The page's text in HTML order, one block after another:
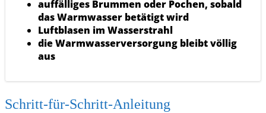
auffälliges Brummen oder Pochen, sobald
das Warmwasser betätigt wird
Luftblasen im Wasserstrahl
die Warmwasserversorgung bleibt völlig
aus
Schritt-für-Schritt-Anleitung